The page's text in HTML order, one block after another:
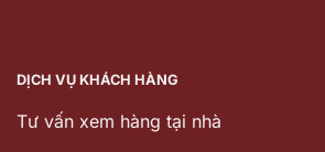
DỊCH VỤ KHÁCH HÀNG
Tư vấn xem hàng tại nhà